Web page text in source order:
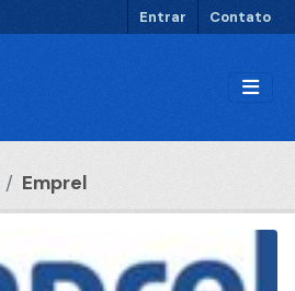
Entrar Contato
Emprel